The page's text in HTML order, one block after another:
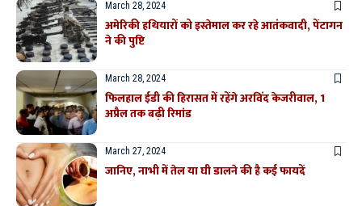
March 28, 2024
अमेरिकी हथियारों को इस्तेमाल कर रहे आतंकवादी, पेंटागन
ने की पुष्टि
March 28, 2024
फिलहाल ईडी की हिरासत में रहेंगे अरविंद केजरीवाल, 1
अप्रैल तक बढ़ी रिमांड
March 27, 2024
जानिए, नाभी में तेल या घी डालने की है कई फायदें